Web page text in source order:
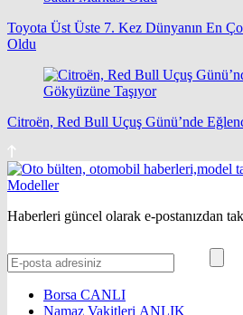
Toyota Üst Üste 7. Kez Dünyanın En
Oldu
Citroën, Red Bull Uçuş Günü’nde
Haberleri güncel olarak e-postanızdan
Borsa CANLI
Namaz Vakitleri ANLIK